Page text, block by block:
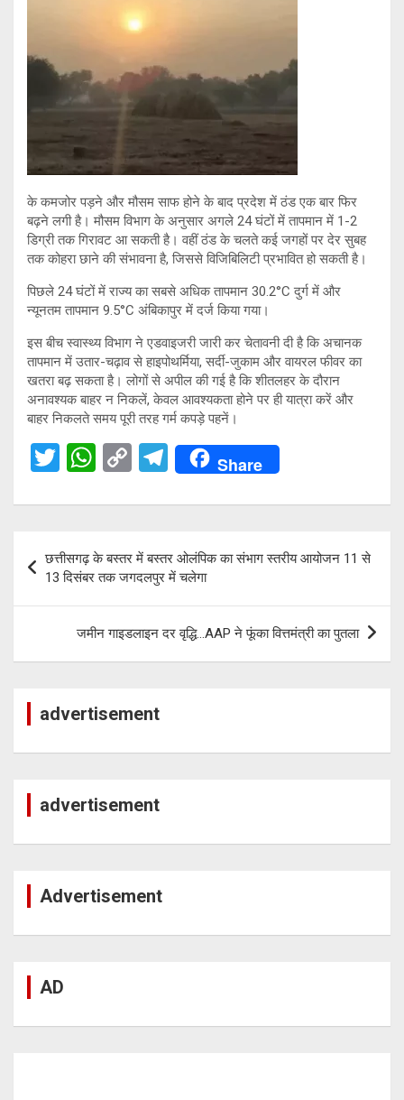
A
p
p
Li
n
k
gr
a
m
के कमजोर पड़ने और मौसम साफ होने के बाद प्रदेश में ठंड एक बार फिर
बढ़ने लगी है। मौसम विभाग के अनुसार अगले 24 घंटों में तापमान में 1-2
डिग्री तक गिरावट आ सकती है। वहीं ठंड के चलते कई जगहों पर देर सुबह
तक कोहरा छाने की संभावना है, जिससे विजिबिलिटी प्रभावित हो सकती है।
पिछले 24 घंटों में राज्य का सबसे अधिक तापमान 30.2°C दुर्ग में और
न्यूनतम तापमान 9.5°C अंबिकापुर में दर्ज किया गया।
इस बीच स्वास्थ्य विभाग ने एडवाइजरी जारी कर चेतावनी दी है कि अचानक
तापमान में उतार-चढ़ाव से हाइपोथर्मिया, सर्दी-जुकाम और वायरल फीवर का
खतरा बढ़ सकता है। लोगों से अपील की गई है कि शीतलहर के दौरान
अनावश्यक बाहर न निकलें, केवल आवश्यकता होने पर ही यात्रा करें और
बाहर निकलते समय पूरी तरह गर्म कपड़े पहनें।
T
tt
er
W
at
s
A
p
p
C
py
Li
n
k
T
e
gr
a
m
Share
navigation
छत्तीसगढ़ के बस्तर में बस्तर ओलंपिक का संभाग स्तरीय आयोजन 11 से
13 दिसंबर तक जगदलपुर में चलेगा
जमीन गाइडलाइन दर वृद्धि…AAP ने फूंका वित्तमंत्री का पुतला
advertisement
advertisement
Advertisement
AD